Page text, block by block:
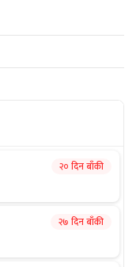
२० दिन बाँकी
२७ दिन बाँकी